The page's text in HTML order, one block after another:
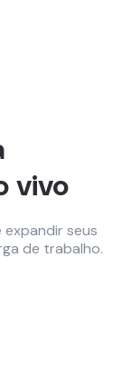
vivo
seus
de trabalho.